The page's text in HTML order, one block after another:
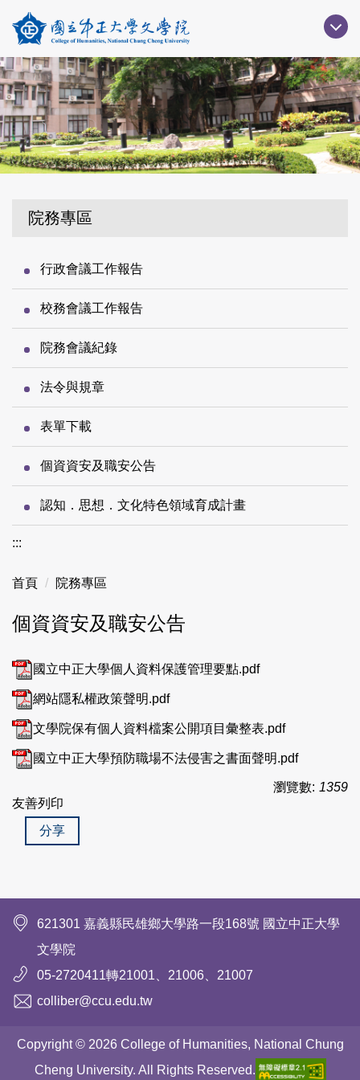
到
要
內
容
區
院務專區
行政會議工作報告
校務會議工作報告
院務會議紀錄
法令與規章
表單下載
個資資安及職安公告
認知．思想．文化特色領域育成計畫
:::
首頁 院務專區
個資資安及職安公告
國立中正大學個人資料保護管理要點.pdf
網站隱私權政策聲明.pdf
文學院保有個人資料檔案公開項目彙整表.pdf
國立中正大學預防職場不法侵害之書面聲明.pdf
瀏覽數: 1359
友善列印
分享
621301 嘉義縣民雄鄉大學路一段168號 國立中正大學
文學院
05-2720411轉21001、21006、21007
colliber@ccu.edu.tw
Copyright © 2026 College of Humanities, National Chung
Cheng University. All Rights Reserved.